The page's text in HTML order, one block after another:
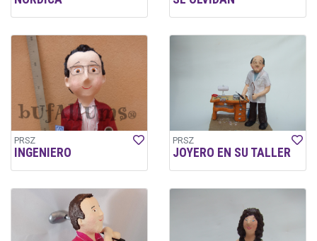
PRSZ
INGENIERO
PRSZ
JOYERO EN SU TALLER